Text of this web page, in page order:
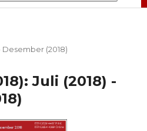
Desember (2018)
Juli (2018) -